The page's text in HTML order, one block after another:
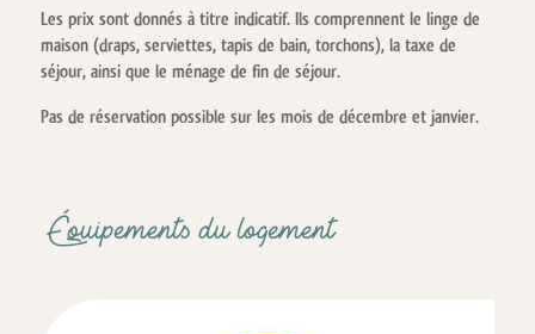
Les prix sont donnés à titre indicatif. Ils comprennent le linge de
maison (draps, serviettes, tapis de bain, torchons), la taxe de
séjour, ainsi que le ménage de fin de séjour.
Pas de réservation possible sur les mois de décembre et janvier.
Équipements du logement